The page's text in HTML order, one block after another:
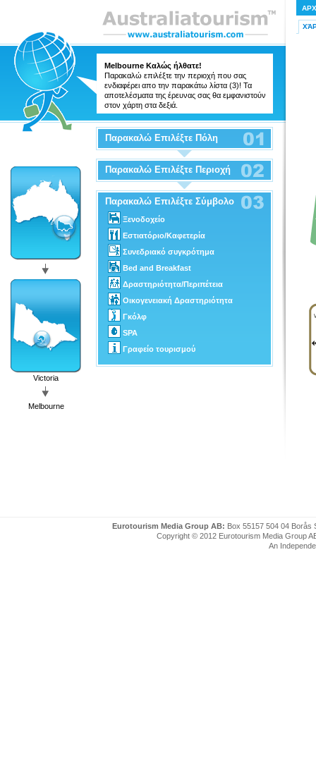
Melbourne Καλώς ήλθατε!
Παρακαλώ επιλέξτε την περιοχή που σας
ενδιαφέρει απο την παρακάτω λίστα (3)! Τα
αποτελέσματα της έρευνας σας θα εμφανιστούν
στον χάρτη στα δεξιά.
Victoria
Melbourne
Παρακαλώ Επιλέξτε Πόλη
Παρακαλώ Επιλέξτε Περιοχή
Παρακαλώ Επιλέξτε Σύμβολο
Ξενοδοχείο
Εστιατόριο/Καφετερία
Συνεδριακό συγκρότημα
Bed and Breakfast
Δραστηριότητα/Περιπέτεια
Οικογενειακή Δραστηριότητα
Γκόλφ
SPA
Γραφείο τουρισμού
Eurotourism Media Group AB: Box 55157 504 04 Borås
Copyright © 2012 Eurotourism Media Group
An